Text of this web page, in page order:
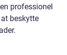
professionel
beskytte